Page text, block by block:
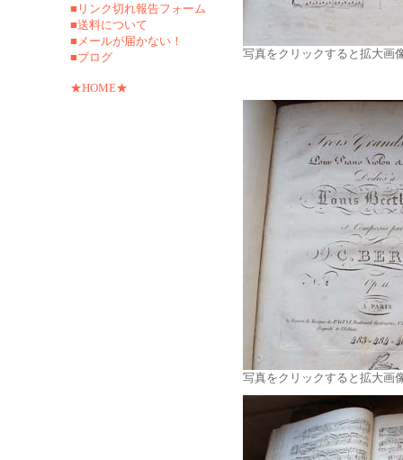
■リンク切れ報告フォーム
■送料について
■メールが届かない！
■ブログ
★HOME★
写真をクリックすると拡大画
写真をクリックすると拡大画